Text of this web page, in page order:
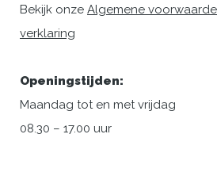
Bekijk onze Algemene
verklaring
Openingstijden:
Maandag tot en met vrijdag
08.30 – 17.00 uur